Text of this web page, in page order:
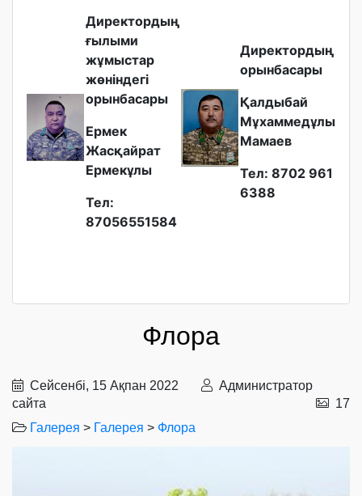
Директордың
ғылыми
жұмыстар
жөніндегі
орынбасары
Ермек
Жасқайрат
Ермекұлы
Тел:
87056551584
Директордың
орынбасары
Қалдыбай
Мұхаммедұлы
Мамаев
Тел: 8702 961
6388
Флора
Сейсенбі, 15 Ақпан 2022
Администратор
сайта
17
Галерея > Галерея > Флора